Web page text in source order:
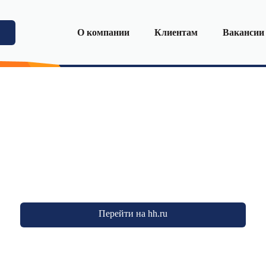
О компании Клиентам Вакансии
Перейти на hh.ru